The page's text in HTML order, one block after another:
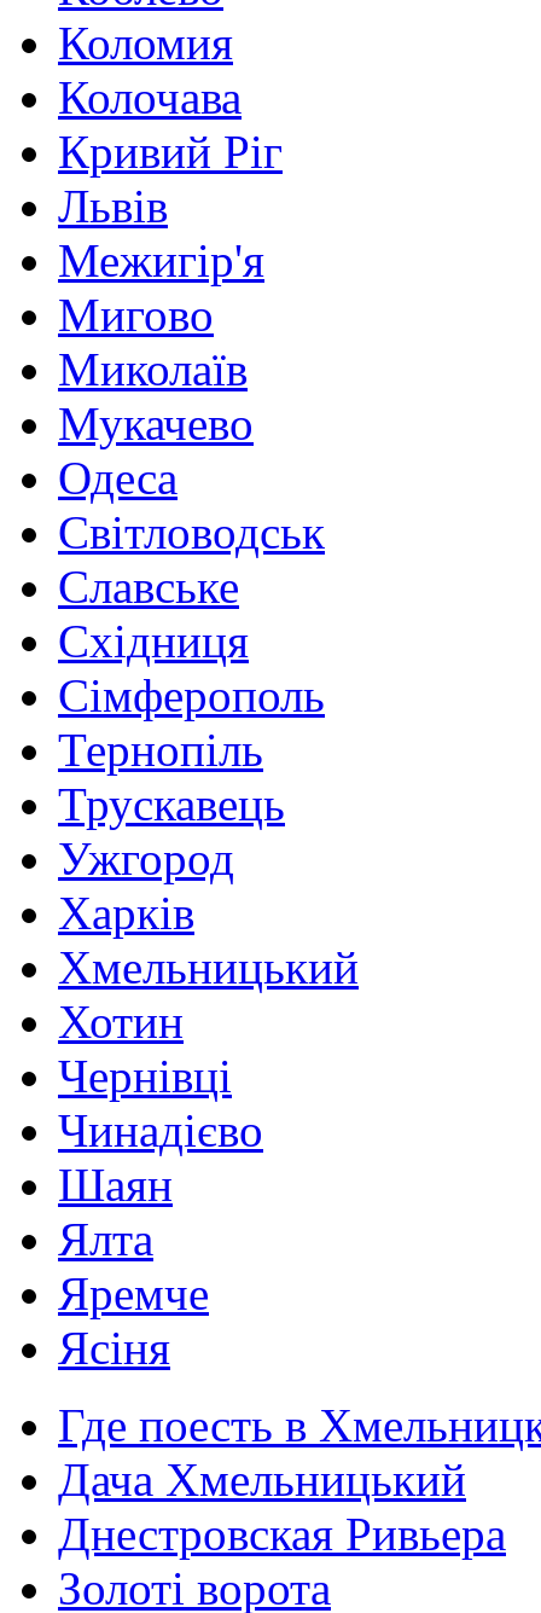
Коломия
Колочава
Кривий Ріг
Львів
Межигір'я
Мигово
Миколаїв
Мукачево
Одеса
Світловодськ
Славське
Східниця
Сімферополь
Тернопіль
Трускавець
Ужгород
Харків
Хмельницький
Хотин
Чернівці
Чинадієво
Шаян
Ялта
Яремче
Ясіня
Где поесть в
Дача Хмельницький
Днестровская Ривьера
Золоті ворота